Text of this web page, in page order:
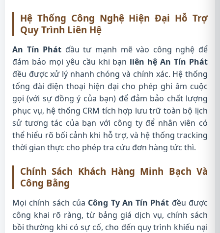
Hệ Thống Công Nghệ Hiện Đại Hỗ Trợ
Quy Trình Liên Hệ
An Tín Phát đầu tư mạnh mẽ vào công nghệ để
đảm bảo mọi yêu cầu khi bạn liên hệ An Tín Phát
đều được xử lý nhanh chóng và chính xác. Hệ thống
tổng đài điện thoại hiện đại cho phép ghi âm cuộc
gọi (với sự đồng ý của bạn) để đảm bảo chất lượng
phục vụ, hệ thống CRM tích hợp lưu trữ toàn bộ lịch
sử tương tác của bạn với công ty để nhân viên có
thể hiểu rõ bối cảnh khi hỗ trợ, và hệ thống tracking
thời gian thực cho phép tra cứu đơn hàng tức thì.
Chính Sách Khách Hàng Minh Bạch Và
Công Bằng
Mọi chính sách của Công Ty An Tín Phát đều được
công khai rõ ràng, từ bảng giá dịch vụ, chính sách
bồi thường khi có sự cố, cho đến quy trình khiếu nại